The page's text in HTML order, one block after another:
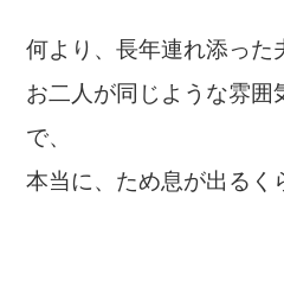
何より、長年連れ添った
お二人が同じような雰囲
で、
本当に、ため息が出るく